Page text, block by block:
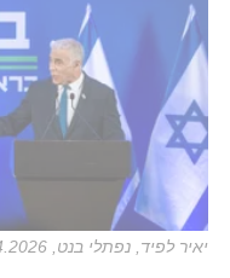
יאיר לפיד, נפתלי בנט, 26.04.2026